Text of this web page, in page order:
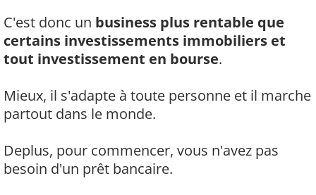
C'est donc un business plus rentable que
certains investissements immobiliers et
tout investissement en bourse.
Mieux, il s'adapte à toute personne et il marche
partout dans le monde.
Deplus, pour commencer, vous n'avez pas
besoin d'un prêt bancaire.